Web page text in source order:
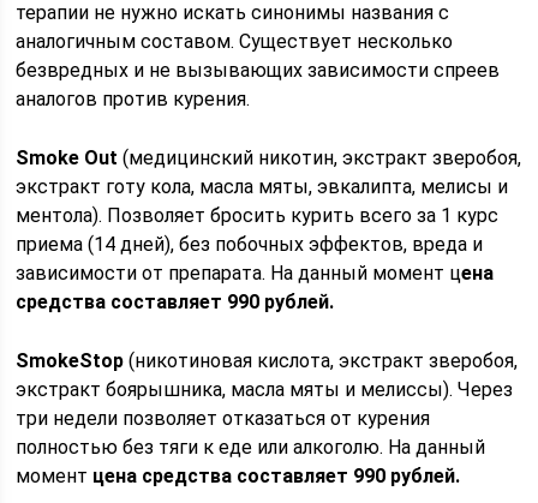
терапии не нужно искать синонимы названия с
аналогичным составом. Существует несколько
безвредных и не вызывающих зависимости спреев
аналогов против курения.
Smoke Out (медицинский никотин, экстракт зверобоя,
экстракт готу кола, масла мяты, эвкалипта, мелисы и
ментола). Позволяет бросить курить всего за 1 курс
приема (14 дней), без побочных эффектов, вреда и
зависимости от препарата. На данный момент цена
средства составляет 990 рублей.
SmokeStop (никотиновая кислота, экстракт зверобоя,
экстракт боярышника, масла мяты и мелиссы). Через
три недели позволяет отказаться от курения
полностью без тяги к еде или алкоголю. На данный
момент цена средства составляет 990 рублей.